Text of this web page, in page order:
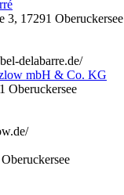
3, 17291 Oberuckersee
delabarre.de/
mbH & Co. KG
Oberuckersee